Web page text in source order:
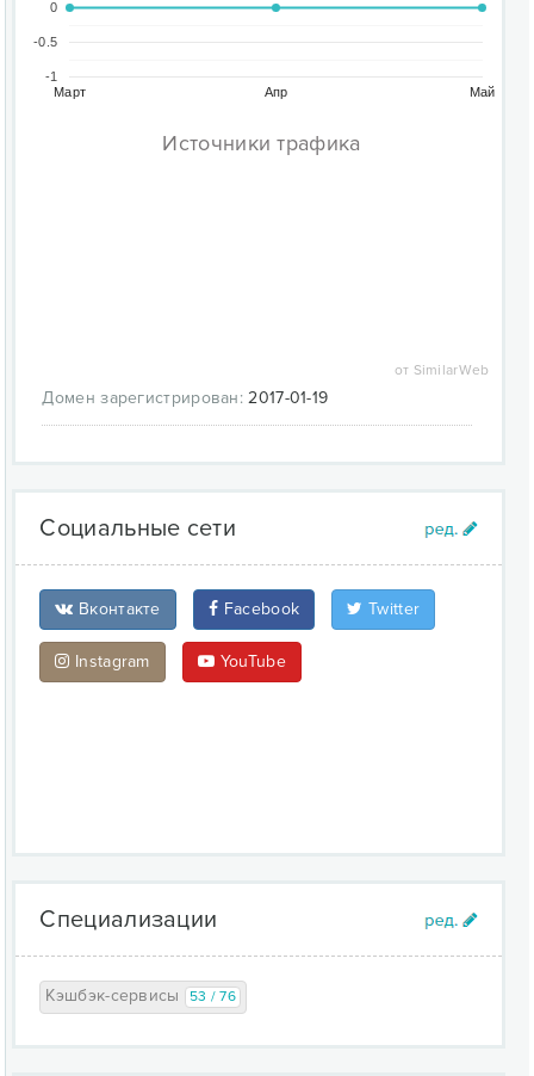
Март Апр Май
-1
-0.5
0
Источники трафика
от SimilarWeb
Домен зарегистрирован: 2017-01-19
Социальные сети
Вконтакте Facebook Twitter
Instagram YouTube
Специализации
Кэшбэк-сервисы 53 / 76